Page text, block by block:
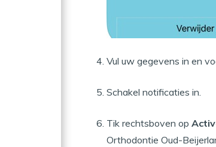
Vul uw gegevens in en
Schakel notificaties in.
Tik rechtsboven op
Orthodontie Oud-